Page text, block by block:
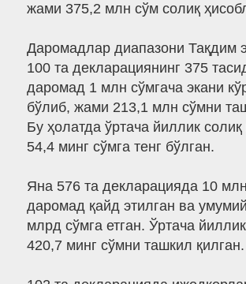
жами 375,2 млн сўм солиқ
Даромадлар диапазони Тақдим
100 та декларациянинг 375
даромад 1 млн сўмгача экани
бўлиб, жами 213,1 млн сўмни
Бу ҳолатда ўртача йиллик
54,4 минг сўмга тенг бўлган.
Яна 576 та декларацияда 10
даромад қайд этилган ва
млрд сўмга етган. Ўртача
420,7 минг сўмни ташкил қилган.